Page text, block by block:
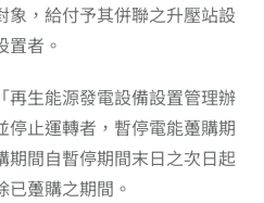
象，給付予其併聯之升壓站設
置者。
再生能源發電設備設置管理辦
停止運轉者，暫停電能躉購期
期間自暫停期間末日之次日起
躉購之期間。